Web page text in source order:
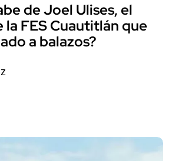
de Joel Ulises, el
la FES Cuautitlán que
a balazos?